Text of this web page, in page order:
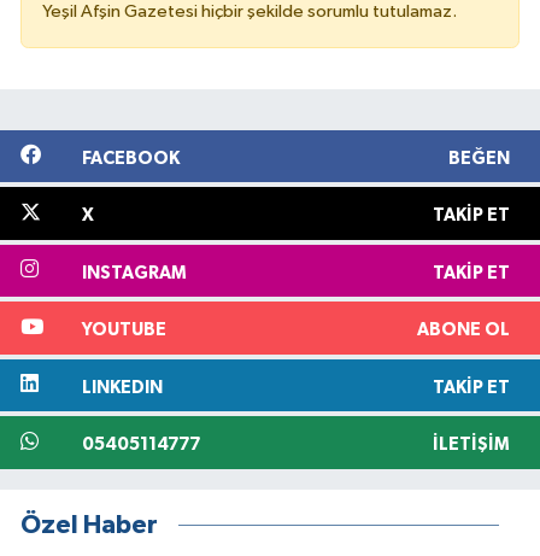
Yeşil Afşin Gazetesi hiçbir şekilde sorumlu tutulamaz.
FACEBOOK BEĞEN
X TAKIP ET
INSTAGRAM TAKIP ET
YOUTUBE ABONE OL
LINKEDIN TAKIP ET
05405114777 İLETIŞIM
Özel Haber